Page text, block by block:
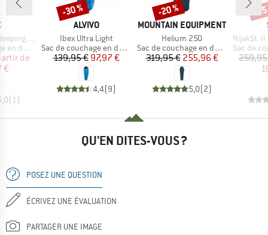
Bag
duvet
réduit
de
€
(1)
MARQUE
ALVIVO
Article
Ibex Ultra Light
Product group
Sac de couchage en duvet
Prix
139,95 €Prix réduit
97,97 €
4,4(9)
Remise
-30 %
MARQUE
MOUNTAIN EQUIPMENT
Article
Helium 250
Product group
Sac de couchage en duvet
Prix
319,95 € Prix réduit
255,96 €
5,0(2)
Remise
-20 %
Article
NijakSt. II
Product
Sac de
-
QU'EN DITES-VOUS ?
POSEZ UNE QUESTION
ÉCRIVEZ UNE ÉVALUATION
PARTAGER UNE IMAGE